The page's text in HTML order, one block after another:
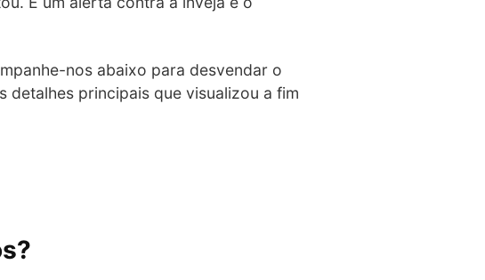
nos abaixo para desvendar o
detalhes principais que visualizou a fim